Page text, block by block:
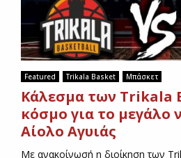
Featured Trikala Basket Μπάσκετ
Kάλεσμα των Trikala
κόσμο για το μεγάλο
Αίολο Αγυιάς
Με ανακοίνωσή η διοίκηση των